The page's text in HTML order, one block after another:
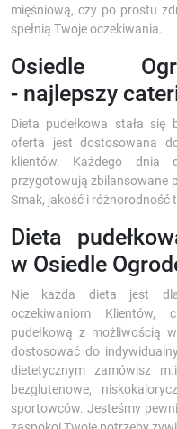
mięśniową, czy po prostu
spełnią Twoje oczekiwania.
Osiedle
- najlepszy
Dieta pudełkowa stała
oferta jest dostosowana
klientów. Każdego dnia
przygotowują zbilansowane
Smak, jakość i różnorodność
Dieta
w Osiedle
Nie każda dieta jest dla
oczekiwaniom Klientów,
pudełkową z możliwością
dostosować do
dietetycznym zamówisz
bezglutenowe,
sportowców. Jesteśmy